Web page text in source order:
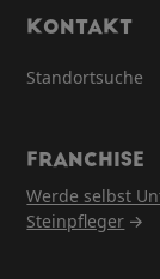
KONTAKT
Standortsuche
FRANCHISE
Werde selbst
Steinpfleger